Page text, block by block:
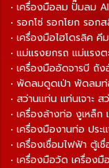
• เครื่องมือลม ปั๊มลม
• รอกโซ่ รอกโยก รอก
• เครื่องมือไฮโดรลิค คี
• แม่แรงยกรถ แม่แรงต
• เครื่องมืออัดจารบี ถั
• พัดลมดูดเป่า พัดลม
• สว่านแท่น แท่นเจาะ
• เครื่องล้างท่อ งูเหล็
• เครื่องมืองานท่อ ปร
• เครื่องเชื่อมไฟฟ้า ตู้
• เครื่องมือวัด เครื่องมื